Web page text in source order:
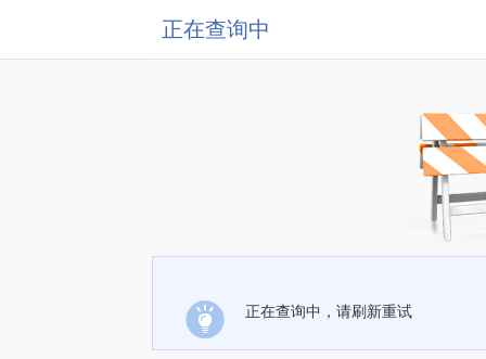
正在查询中
正在查询中，请刷新重试